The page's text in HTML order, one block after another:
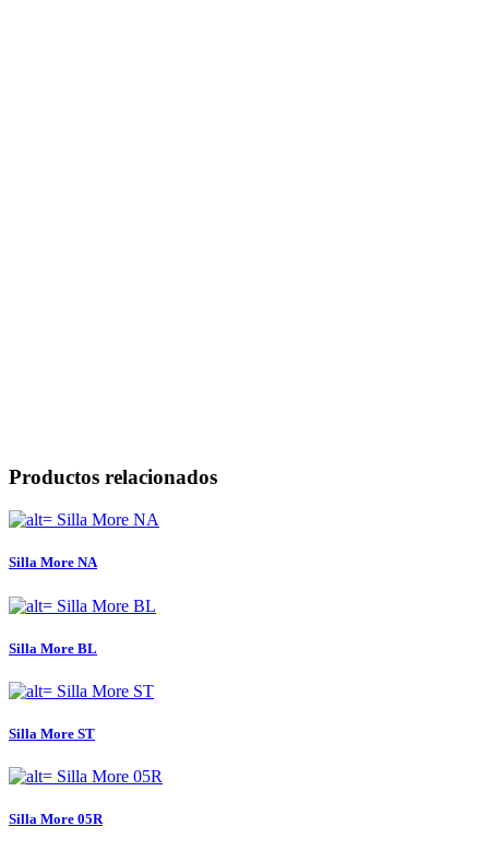
Productos relacionados
Silla More NA
Silla More BL
Silla More ST
Silla More 05R